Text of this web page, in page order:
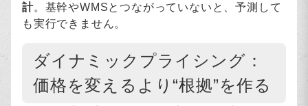
計。基幹やWMSとつながっていないと、予測して
も実行できません。
ダイナミックプライシング：
価格を変えるより“根拠”を作る